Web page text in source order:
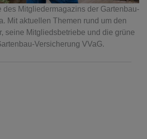
des Mitgliedermagazins der Gartenbau-
Mit aktuellen Themen rund um den
seine Mitgliedsbetriebe und die grüne
Versicherung VVaG.